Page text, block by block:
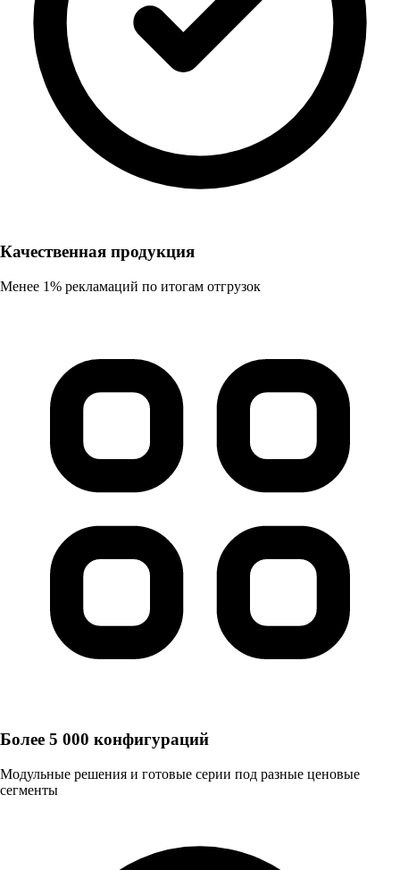
Качественная продукция
Менее 1% рекламаций по итогам отгрузок
Более 5 000 конфигураций
Модульные решения и готовые серии под разные ценовые
сегменты